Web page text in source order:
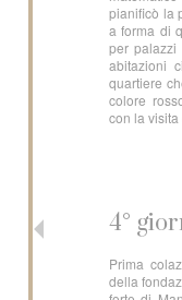
pianificò la
a forma di
per palazzi
abitazioni
quartiere
colore
con la visita
4°
Prima
della